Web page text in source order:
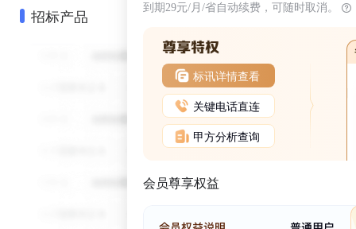
招标产品 到期29元/月/省自动续费，可随时取消。
标讯详情查看
关键电话直连
甲方分析查询
会员尊享权益